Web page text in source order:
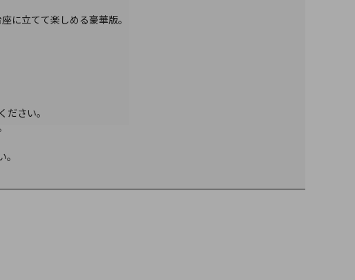
に立てて楽しめる豪華版。
さい。